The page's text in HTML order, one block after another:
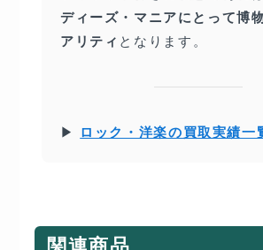
ディーズ・マニアにとって博
アリティ となります。
▶ ロック・洋楽の買取実績一